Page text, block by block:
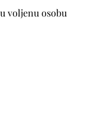
voljenu osobu